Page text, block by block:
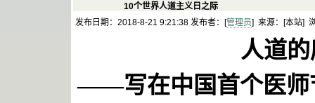
10个世界人道主义日之际
发布日期：2018-8-21 9:21:38 发布者：[管理员] 来源：[本站]
人道
——写在中国首个医师